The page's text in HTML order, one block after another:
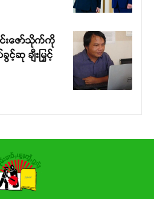
းဇော်သိုက်ကို
ဆု ချီးမြှင့်